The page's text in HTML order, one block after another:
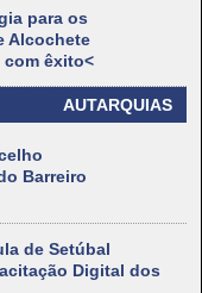
para os
Alcochete
com êxito<
AUTARQUIAS
Barreiro
de Setúbal
Digital dos